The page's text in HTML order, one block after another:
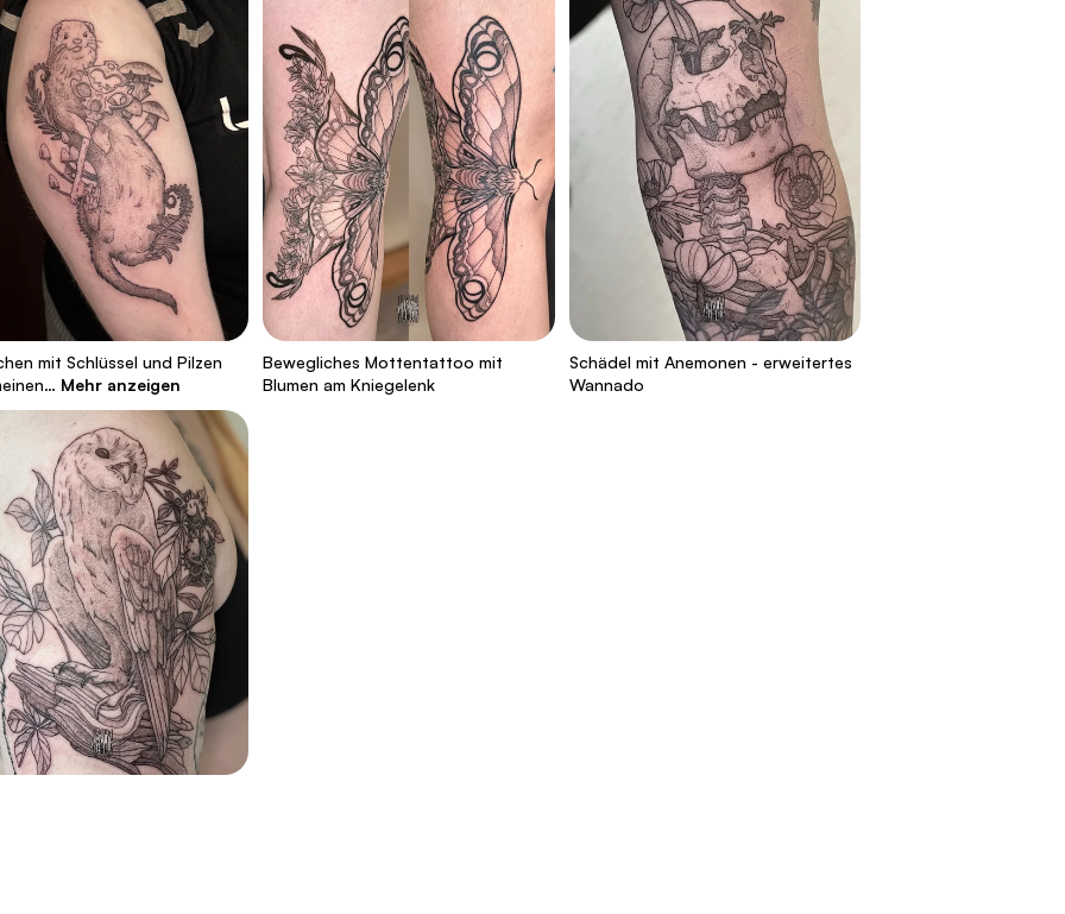
mit Schlüssel und Pilzen
Mehr anzeigen
Bewegliches Mottentattoo mit
Blumen am Kniegelenk
Schädel mit Anemonen - erweitertes
Wannado